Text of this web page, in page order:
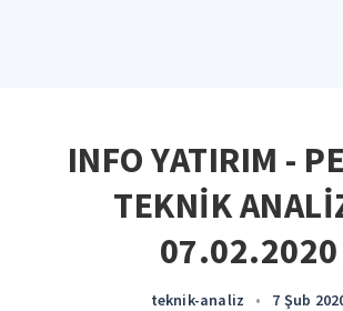
INFO YATIRIM -
TEKNİK
07.02.2020
teknik-analiz • 7 Şub